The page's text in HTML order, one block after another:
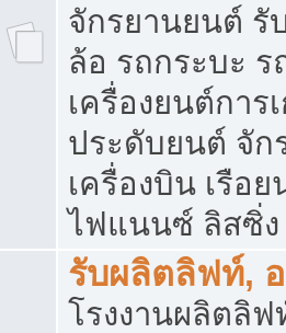
จักรยานยนต์ รั
ล้อ รถกระบะ
เครื่องยนต์การ
ประดับยนต์ จัก
เครื่องบิน เรือ
ไฟแนนซ์ ลิสซิ่ง
รับผลิตลิฟท์,
โรงงานผลิตลิ